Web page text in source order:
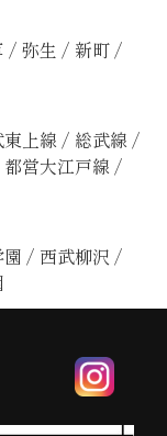
/ 弥生 / 新町 /
上線 / 総武線 /
都営大江戸線 /
/ 西武柳沢 /